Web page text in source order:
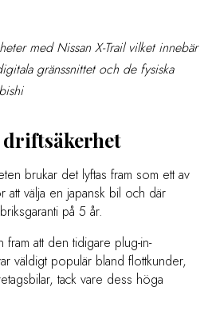
med Nissan X-Trail vilket innebär
gränssnittet och de fysiska
brukar det lyftas fram som ett av
att välja en japansk bil och där
på 5 år.
fram att den tidigare plug-in-
väldigt populär bland flottkunder,
tack vare dess höga